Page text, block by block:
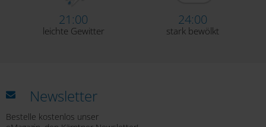
21:00
leichte Gewitter
24:00
stark bewölkt
Newsletter
Bestelle kostenlos unser